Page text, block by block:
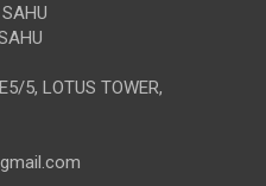
5, LOTUS TOWER,